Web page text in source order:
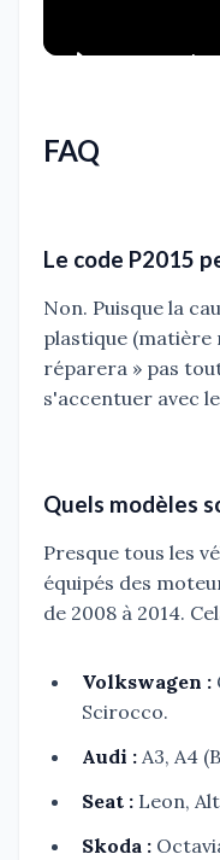
FAQ
Le code P2015
Non. Puisque la
plastique (matière
réparera » pas
s'accentuer avec
Quels modèles
Presque tous les
équipés des
de 2008 à 2014.
Volkswagen :
Scirocco.
Audi : A3, A4
Seat : Leon,
Skoda :